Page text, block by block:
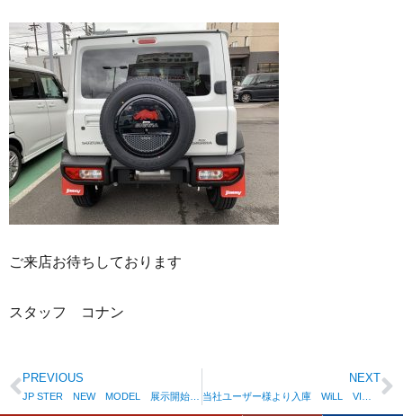
ご来店お待ちしております
スタッフ コナン
PREVIOUS NEXT